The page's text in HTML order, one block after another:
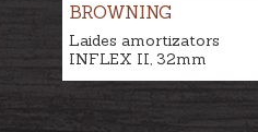
BROWNING
Laides amortizators
INFLEX II, 32mm